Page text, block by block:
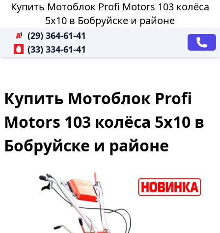
Купить Мотоблок Profi Motors 103 колёса
5х10 в Бобруйске и районе
(29) 364-61-41
(33) 334-61-41
Купить Мотоблок Profi
Motors 103 колёса 5х10 в
Бобруйске и районе